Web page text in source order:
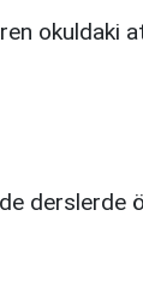
okuldaki
derslerde